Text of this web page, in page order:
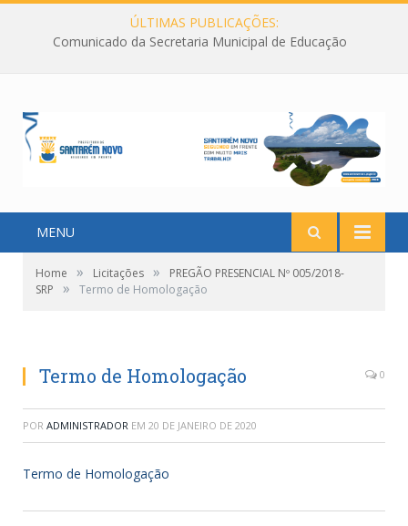
ÚLTIMAS PUBLICAÇÕES:
Comunicado da Secretaria Municipal de Educação
MENU
Home » Licitações »
PREGÃO PRESENCIAL Nº 005/2018-
SRP
» Termo de Homologação
Termo de Homologação 0
POR ADMINISTRADOR EM 20 DE JANEIRO DE 2020
Termo de Homologação